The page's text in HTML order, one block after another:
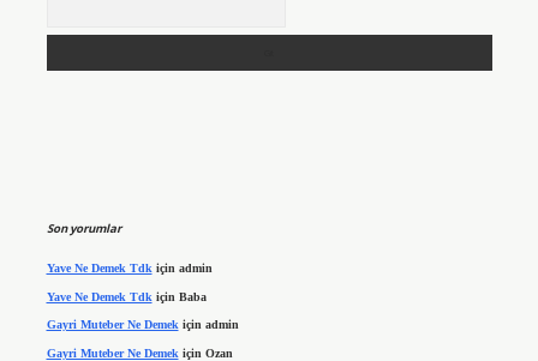
Son yorumlar
Yave Ne Demek Tdk için admin
Yave Ne Demek Tdk için Baba
Gayri Muteber Ne Demekiçin admin
Gayri Muteber Ne Demek için Ozan